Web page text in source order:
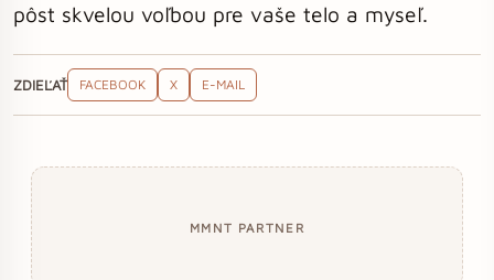
pôst skvelou voľbou pre vaše telo a myseľ.
ZDIEĽAŤ FACEBOOK X E-MAIL
MMNT PARTNER